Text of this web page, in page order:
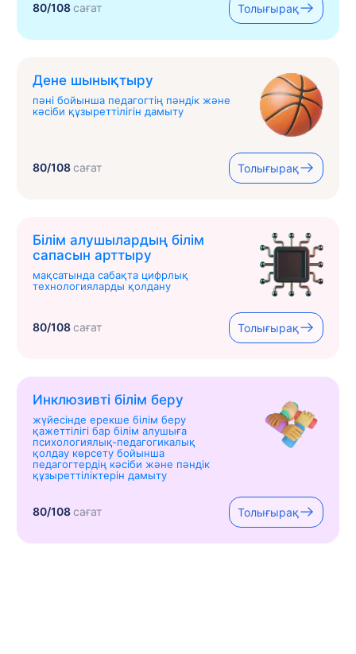
80/108сағат Толығырақ
Дене шынықтыру
пәні бойынша педагогтің пәндік және
кәсіби құзыреттілігін дамыту
80/108сағат Толығырақ
Білім алушылардың білім
сапасын арттыру
мақсатында сабақта цифрлық
технологияларды қолдану
80/108сағат Толығырақ
Инклюзивті білім беру
жүйесінде ерекше білім беру
қажеттілігі бар білім алушыға
психологиялық-педагогикалық
қолдау көрсету бойынша
педагогтердің кәсіби және пәндік
құзыреттіліктерін дамыту
80/108сағат Толығырақ